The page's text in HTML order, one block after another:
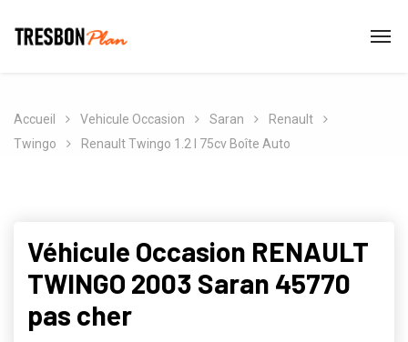
Accueil Vehicule Occasion Saran
Renault
Twingo
Renault Twingo 1.2 I 75cv Boîte Auto
Véhicule Occasion RENAULT
TWINGO 2003 Saran 45770
pas cher